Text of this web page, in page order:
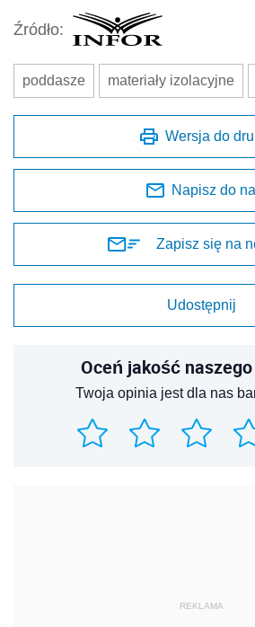
Źródło:
poddasze materiały izolacyjne
Wersja do
Napisz do
Zapisz się na
Udostępnij
Oceń jakość naszego
Twoja opinia jest dla nas
REKLAMA